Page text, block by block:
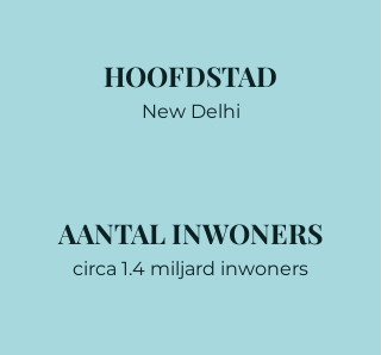
HOOFDSTAD
New Delhi
AANTAL INWONERS
circa 1.4 miljard inwoners